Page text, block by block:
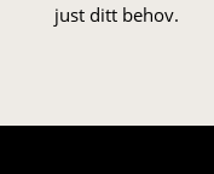
just ditt behov.